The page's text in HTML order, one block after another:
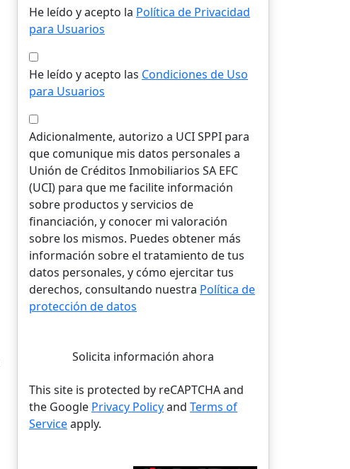
He leído y acepto la Política de Privacidad
para Usuarios
He leído y acepto las Condiciones de Uso
para Usuarios
Adicionalmente, autorizo a UCI SPPI para
que comunique mis datos personales a
Unión de Créditos Inmobiliarios SA EFC
(UCI) para que me facilite información
sobre productos y servicios de
financiación, y conocer mi valoración
sobre los mismos. Puedes obtener más
información sobre el tratamiento de tus
datos personales, y cómo ejercitar tus
derechos, consultando nuestra Política de
protección de datos
Solicita información ahora
This site is protected by reCAPTCHA and
the Google Privacy Policyand Terms of
Serviceapply.